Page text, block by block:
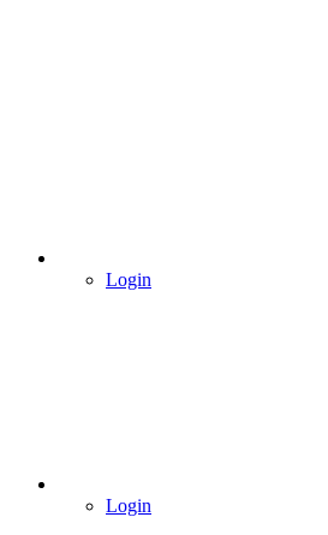
Login
Login